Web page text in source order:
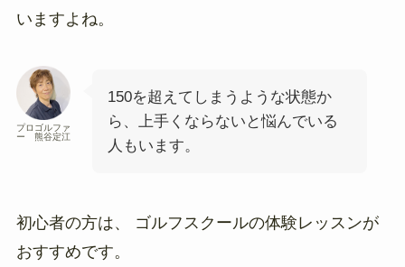
いますよね。
プロゴルファ
ー 熊谷定江
150を超えてしまうような状態か
ら、上手くならないと悩んでいる
人もいます。
初心者の方は、 ゴルフスクールの体験レッスンが
おすすめです。